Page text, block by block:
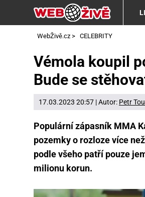
WebŽivě.cz > CELEBRITY
Vémola koupil
Bude se
17.03.2023 20:57 | Autor: Petr
Populární zápasník MMA
pozemky o rozloze více
podle všeho patří pouze
milionu korun.